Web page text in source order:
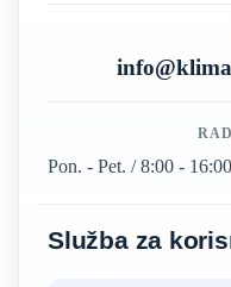
Pon. - Pet. / 8:00 - 16:00
Služba za